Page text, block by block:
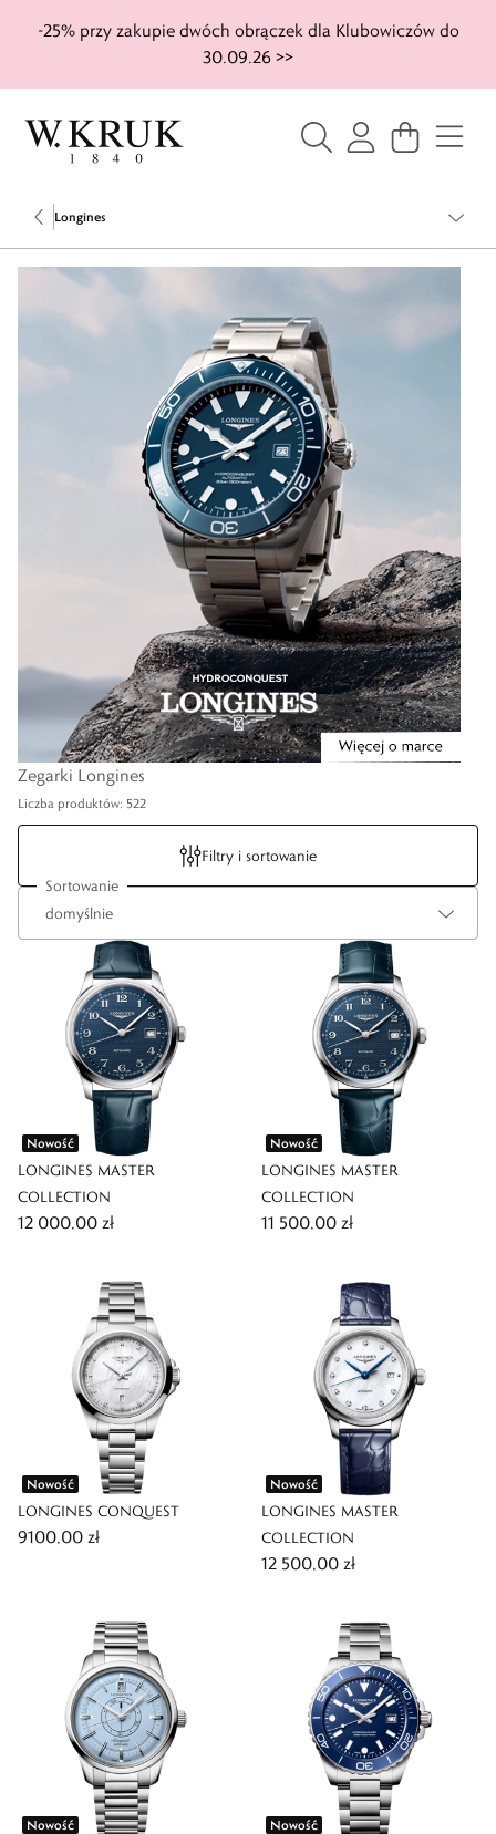
-25% przy zakupie dwóch obrączek dla Klubowiczów do
30.09.26 >>
Longines
Zegarki Longines
Liczba produktów: 522
Filtry i sortowanie
Sortowanie
Nowość
LONGINES MASTER
COLLECTION
12 000,00 zł
Nowość
LONGINES MASTER
COLLECTION
11 500,00 zł
Nowość
LONGINES CONQUEST
9100,00 zł
Nowość
LONGINES MASTER
COLLECTION
12 500,00 zł
Nowość Nowość